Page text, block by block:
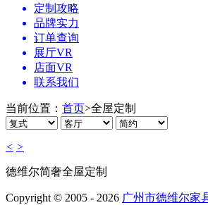
定制攻略
品牌实力
订单查询
展厅VR
店面VR
联系我们
当前位置： 首页>全屋定制
< >
德维尔简奢全屋定制
Copyright © 2005 - 2026 广州市德维尔家